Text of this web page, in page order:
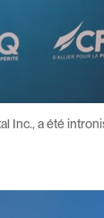
Inc., a été